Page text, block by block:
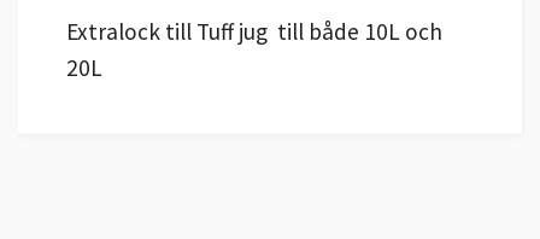
Extralock till Tuff jug till både 10L och
20L